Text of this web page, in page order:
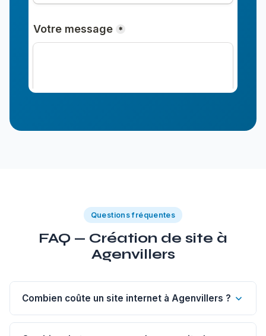
Questions fréquentes
FAQ — Création de site à
Agenvillers
Combien coûte un site internet à Agenvillers ?
Un site vitrine de 1 à 5 pages à Agenvillers commence